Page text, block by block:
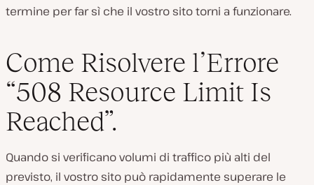
termine per far sì che il vostro sito torni a funzionare.
Come Risolvere l’Errore
“508 Resource Limit Is
Reached”.
Quando si verificano volumi di traffico più alti del
previsto, il vostro sito può rapidamente superare le